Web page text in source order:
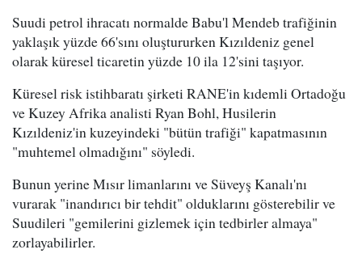
Suudi petrol ihracatı normalde Babu'l Mendeb trafiğinin
yaklaşık yüzde 66'sını oluştururken Kızıldeniz genel
olarak küresel ticaretin yüzde 10 ila 12'sini taşıyor.
Küresel risk istihbaratı şirketi RANE'in kıdemli Ortadoğu
ve Kuzey Afrika analisti Ryan Bohl, Husilerin
Kızıldeniz'in kuzeyindeki "bütün trafiği" kapatmasının
"muhtemel olmadığını" söyledi.
Bunun yerine Mısır limanlarını ve Süveyş Kanalı'nı
vurarak "inandırıcı bir tehdit" olduklarını gösterebilir ve
Suudileri "gemilerini gizlemek için tedbirler almaya"
zorlayabilirler.